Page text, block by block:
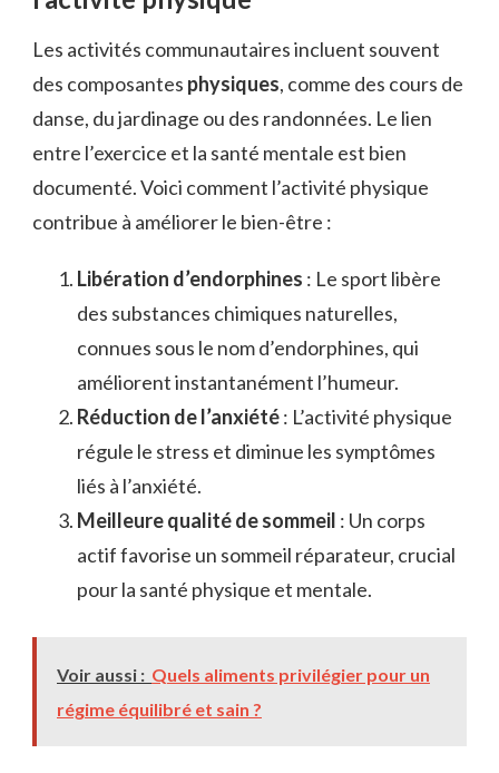
Les activités communautaires incluent souvent
des composantes physiques, comme des cours de
danse, du jardinage ou des randonnées. Le lien
entre l’exercice et la santé mentale est bien
documenté. Voici comment l’activité physique
contribue à améliorer le bien-être :
Libération d’endorphines : Le sport libère
des substances chimiques naturelles,
connues sous le nom d’endorphines, qui
améliorent instantanément l’humeur.
Réduction de l’anxiété: L’activité physique
régule le stress et diminue les symptômes
liés à l’anxiété.
Meilleure qualité de sommeil : Un corps
actif favorise un sommeil réparateur, crucial
pour la santé physique et mentale.
Voir aussi : Quels aliments privilégier pour un
régime équilibré et sain ?